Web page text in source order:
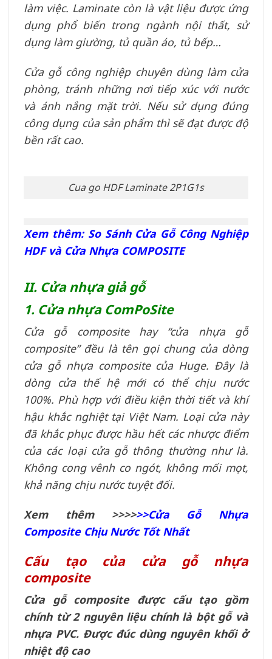
làm việc. Laminate còn là vật liệu được ứng
dụng phổ biến trong ngành nội thất, sử
dụng làm giường, tủ quần áo, tủ bếp…
Cửa gỗ công nghiệp chuyên dùng làm cửa
phòng, tránh những nơi tiếp xúc với nước
và ánh nắng mặt trời. Nếu sử dụng đúng
công dụng của sản phẩm thì sẽ đạt được độ
bền rất cao.
Cua go HDF Laminate 2P1G1s
Xem thêm: So Sánh Cửa Gỗ Công Nghiệp
HDF và Cửa Nhựa COMPOSITE
II. Cửa nhựa giả gỗ
1. Cửa nhựa ComPoSite
Cửa gỗ composite hay “cửa nhựa gỗ
composite” đều là tên gọi chung của dòng
cửa gỗ nhựa composite của Huge. Đây là
dòng cửa thế hệ mới có thể chịu nước
100%. Phù hợp với điều kiện thời tiết và khí
hậu khắc nghiệt tại Việt Nam. Loại cửa này
đã khắc phục được hầu hết các nhược điểm
của các loại cửa gỗ thông thường như là.
Không cong vênh co ngót, không mối mọt,
khả năng chịu nước tuyệt đối.
Xem thêm >>>>>>Cửa Gỗ Nhựa
Composite Chịu Nước Tốt Nhất
Cấu tạo của cửa gỗ nhựa
composite
Cửa gỗ composite được cấu tạo gồm
chính từ 2 nguyên liệu chính là bột gỗ và
nhựa PVC. Được đúc dùng nguyên khối ở
nhiệt độ cao